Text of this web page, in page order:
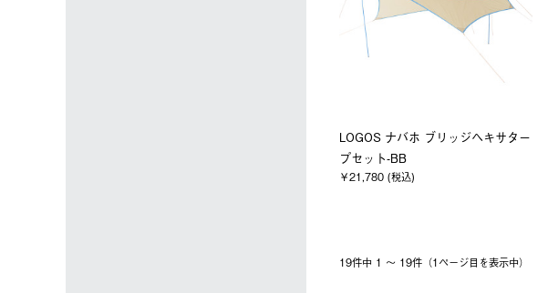
LOGOS ナバホ ブリッジヘキサター
プセット-BB
￥21,780 (税込)
19件中 1 〜 19件（1ページ⽬を表⽰中）